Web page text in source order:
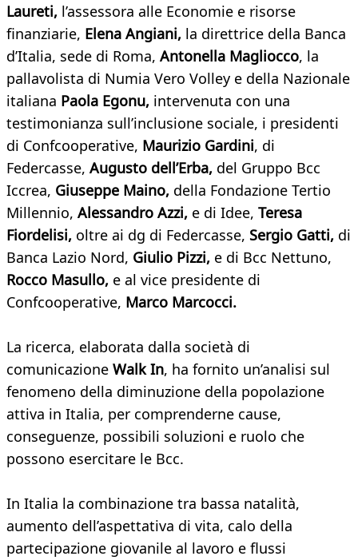
Laureti, l’assessora alle Economie e risorse
finanziarie, Elena Angiani, la direttrice della Banca
d’Italia, sede di Roma, Antonella Magliocco, la
pallavolista di Numia Vero Volley e della Nazionale
italiana Paola Egonu, intervenuta con una
testimonianza sull’inclusione sociale, i presidenti
di Confcooperative, Maurizio Gardini, di
Federcasse, Augusto dell’Erba, del Gruppo Bcc
Iccrea, Giuseppe Maino, della Fondazione Tertio
Millennio, Alessandro Azzi, e di Idee, Teresa
Fiordelisi, oltre ai dg di Federcasse, Sergio Gatti, di
Banca Lazio Nord, Giulio Pizzi, e di Bcc Nettuno,
Rocco Masullo, e al vice presidente di
Confcooperative, Marco Marcocci.
La ricerca, elaborata dalla società di
comunicazione Walk In, ha fornito un’analisi sul
fenomeno della diminuzione della popolazione
attiva in Italia, per comprenderne cause,
conseguenze, possibili soluzioni e ruolo che
possono esercitare le Bcc.
In Italia la combinazione tra bassa natalità,
aumento dell’aspettativa di vita, calo della
partecipazione giovanile al lavoro e flussi